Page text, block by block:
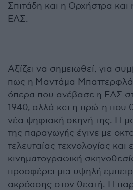
Σπιτάδη και η Ορχήστρα και
ΕΛΣ.
Αξίζει να σημειωθεί, για
πως η Μαντάμα
όπερα που ανέβασε η ΕΛΣ
1940, αλλά και η πρώτη που
νέα ψηφιακή σκηνή της. Η
της παραγωγής έγινε με
τελευταίας τεχνολογίας και
κινηματογραφική
προσφέρει μια υψηλή
ακρόασης στον θεατή. Η